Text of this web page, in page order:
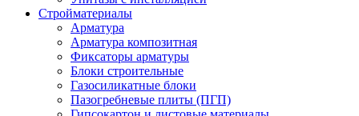
Стройматериалы
Арматура
Арматура композитная
Фиксаторы арматуры
Блоки строительные
Газосиликатные блоки
Пазогребневые плиты (ПГП)